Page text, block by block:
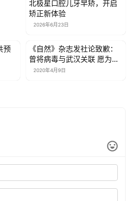
北极星口腔儿牙早矫，开启
矫正新体验
2026年6月23日
预
母婴亲子
《自然》杂志发社论致歉：
曾将病毒与武汉关联 愿为此
担责
2020年4月9日